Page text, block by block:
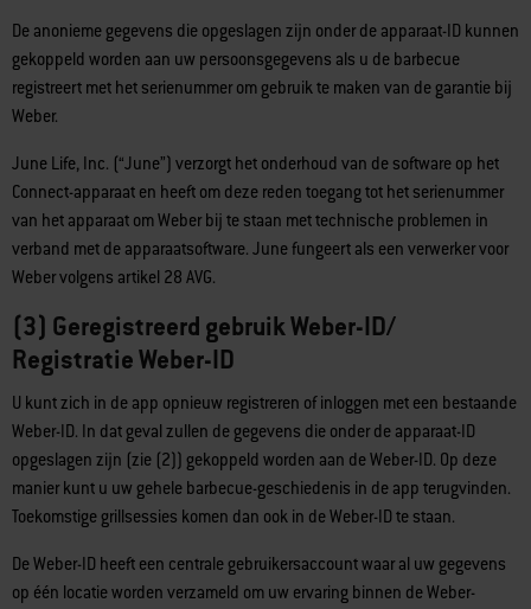
De anonieme gegevens die opgeslagen zijn onder de apparaat-ID kunnen
gekoppeld worden aan uw persoonsgegevens als u de barbecue
registreert met het serienummer om gebruik te maken van de garantie bij
Weber.
June Life, Inc. (“June”) verzorgt het onderhoud van de software op het
Connect-apparaat en heeft om deze reden toegang tot het serienummer
van het apparaat om Weber bij te staan met technische problemen in
verband met de apparaatsoftware. June fungeert als een verwerker voor
Weber volgens artikel 28 AVG.
(3) Geregistreerd gebruik Weber-ID/
Registratie Weber-ID
U kunt zich in de app opnieuw registreren of inloggen met een bestaande
Weber-ID. In dat geval zullen de gegevens die onder de apparaat-ID
opgeslagen zijn (zie (2)) gekoppeld worden aan de Weber-ID. Op deze
manier kunt u uw gehele barbecue-geschiedenis in de app terugvinden.
Toekomstige grillsessies komen dan ook in de Weber-ID te staan.
De Weber-ID heeft een centrale gebruikersaccount waar al uw gegevens
op één locatie worden verzameld om uw ervaring binnen de Weber-